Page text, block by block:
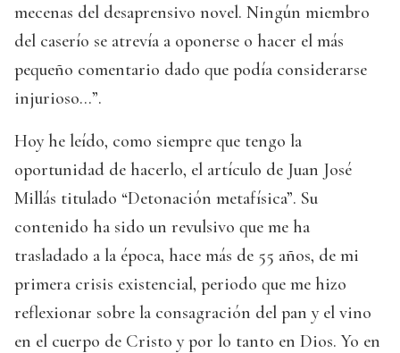
mecenas del desaprensivo novel. Ningún miembro
del caserío se atrevía a oponerse o hacer el más
pequeño comentario dado que podía considerarse
injurioso…”.
Hoy he leído, como siempre que tengo la
oportunidad de hacerlo, el artículo de Juan José
Millás titulado “Detonación metafísica”. Su
contenido ha sido un revulsivo que me ha
trasladado a la época, hace más de 55 años, de mi
primera crisis existencial, periodo que me hizo
reflexionar sobre la consagración del pan y el vino
en el cuerpo de Cristo y por lo tanto en Dios. Yo en